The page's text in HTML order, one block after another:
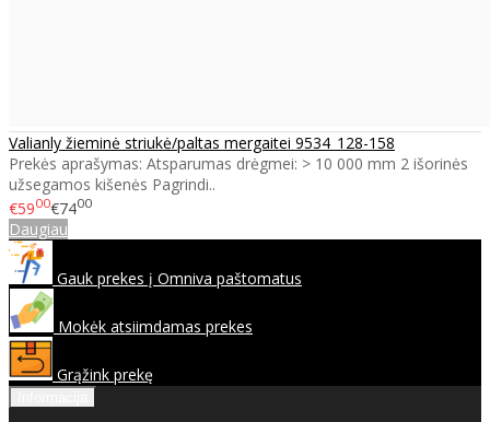
Valianly žieminė striukė/paltas mergaitei 9534_128-158
Prekės aprašymas: Atsparumas drėgmei: > 10 000 mm 2 išorinės
užsegamos kišenės Pagrindi..
€5900€7400
Daugiau
Gauk prekes į Omniva paštomatus
Mokėk atsiimdamas prekes
Grąžink prekę